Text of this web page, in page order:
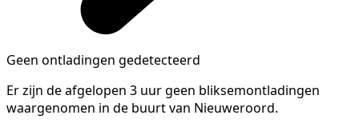
Geen ontladingen gedetecteerd
Er zijn de afgelopen 3 uur geen bliksemontladingen
waargenomen in de buurt van Nieuweroord.